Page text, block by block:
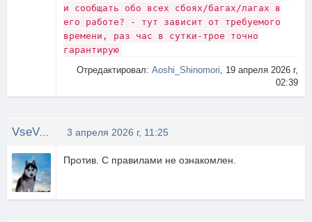
и сообщать обо всех сбоях/багах/лагах в
его работе? - тут зависит от требуемого
времени, раз час в сутки-трое точно
гарантирую
Отредактировал: Aoshi_Shinomori, 19 апреля 2026 г,
02:39
VseVozmozhno 3 апреля 2026 г, 11:25
Против. С правилами не ознакомлен.